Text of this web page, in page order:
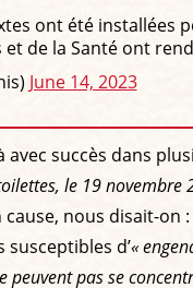
ont été
de la Santé ont
June 14, 2023
avec succès dans
le 19 novembre
cause, nous disait-on :
d’«
peuvent pas se